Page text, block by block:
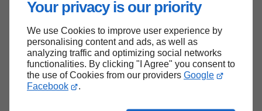
Your privacy is our priority
We use Cookies to improve user experience by
personalising content and ads, as well as
analyzing traffic and optimizing social networks
functionalities. By clicking "I Agree" you consent to
the use of Cookies from our providers Google
Facebook
.
Plan du site
Haut de page